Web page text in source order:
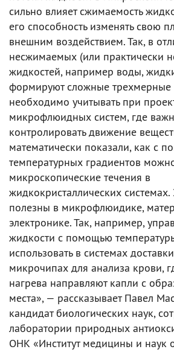
сильно влияет сжимаемость
его способность изменять свою
внешним воздействием. Так, в
несжимаемых (или практически
жидкостей, например воды,
формируют сложные трехмерные
необходимо учитывать при
микрофлюидных систем, где
контролировать движение
математически показали, как с
температурных градиентов
микроскопические течения в
жидкокристаллических системах.
полезны в микрофлюидике,
электронике. Так, например,
жидкости с помощью
использовать в системах
микрочипах для анализа крови,
нагрева направляют капли с
места», — рассказывает Павел
кандидат биологических наук,
лаборатории природных
ОНК «Институт медицины и наук